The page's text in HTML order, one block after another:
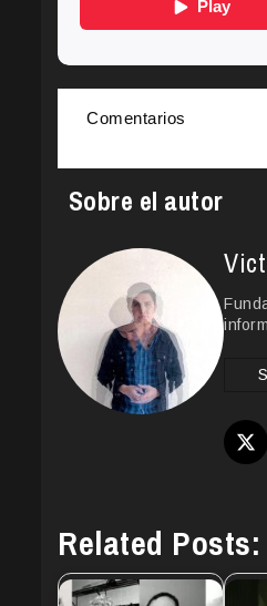
Comentarios
Sobre el autor
Related Posts: